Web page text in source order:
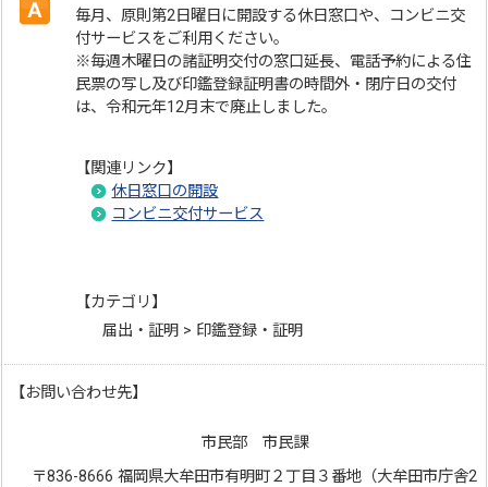
毎月、原則第2日曜日に開設する休日窓口や、コンビニ交
付サービスをご利用ください。
※毎週木曜日の諸証明交付の窓口延長、電話予約による住
民票の写し及び印鑑登録証明書の時間外・閉庁日の交付
は、令和元年12月末で廃止しました。
【関連リンク】
休日窓口の開設
コンビニ交付サービス
【カテゴリ】
届出・証明 > 印鑑登録・証明
【お問い合わせ先】
市民部 市民課
〒836-8666 福岡県大牟田市有明町２丁目３番地（大牟田市庁舎2